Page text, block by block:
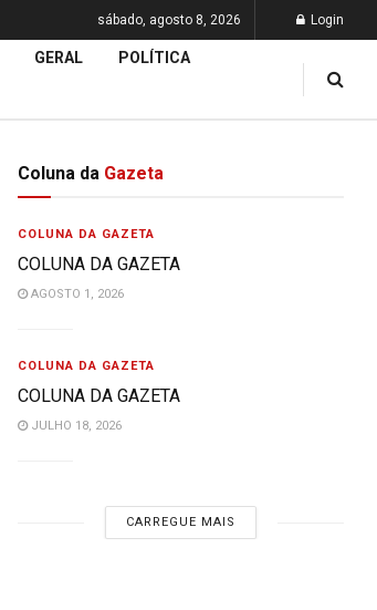
sábado, agosto 8, 2026 Login
GERAL POLÍTICA
Coluna da Gazeta
COLUNA DA GAZETA
COLUNA DA GAZETA
AGOSTO 1, 2026
COLUNA DA GAZETA
COLUNA DA GAZETA
JULHO 18, 2026
CARREGUE MAIS